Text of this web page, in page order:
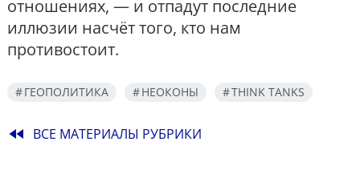
отношениях, — и отпадут последние
иллюзии насчёт того, кто нам
противостоит.
ГЕОПОЛИТИКА НЕОКОНЫ THINK TANKS
fast_rewind ВСЕ МАТЕРИАЛЫ РУБРИКИ